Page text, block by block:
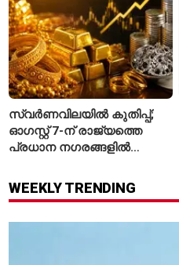
നിരീക്ഷണത്തിൽ
സ്വർണവിലയിൽ കുതിപ്പ്;
ഓഗസ്റ്റ് 7-ന് രാജ്യത്തെ
പ്രധാന നഗരങ്ങളിൽ
WEEKLY TRENDING